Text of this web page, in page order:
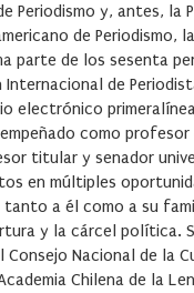
Periodismo y, antes, la
de
parte de los sesenta
Internacional de
electrónico
como
titular y senador
en múltiples
a él como a su
y la cárcel política.
Consejo Nacional de la
Chilena de la